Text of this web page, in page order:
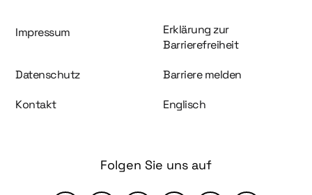
Information und Service
Impressum
Erklärung zur
Barrierefreiheit
Datenschutz Barriere melden
Kontakt Englisch
Folgen Sie uns auf